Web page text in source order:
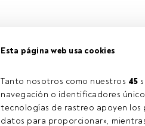
Esta página web usa cookies
Tanto nosotros como nuestros 45
navegación o identificadores
tecnologías de rastreo apoyen los
datos para proporcionar»,